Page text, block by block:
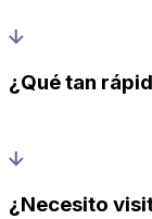
¿Qué tan
¿Necesito